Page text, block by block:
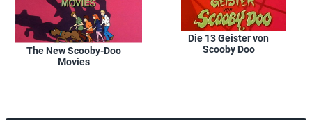
The New Scooby-Doo
Movies
Die 13 Geister von
Scooby Doo